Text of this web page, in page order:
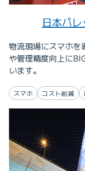
日本パ
物流現場にスマホを
や管理精度向上に
います。
スマホ コスト削減